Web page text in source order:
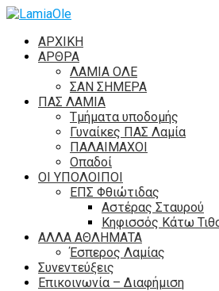
ΑΡΧΙΚΗ
ΑΡΘΡΑ
ΛΑΜΙΑ ΟΛΕ
ΣΑΝ ΣΗΜΕΡΑ
ΠΑΣ ΛΑΜΙΑ
Τμήματα υποδομής
Γυναίκες ΠΑΣ Λαμία
ΠΑΛΑΙΜΑΧΟΙ
Οπαδοί
ΟΙ ΥΠΟΛΟΙΠΟΙ
ΕΠΣ Φθιώτιδας
Αστέρας Σταυρού
Κηφισσός Κάτω
ΑΛΛΑ ΑΘΛΗΜΑΤΑ
Έσπερος Λαμίας
Συνεντεύξεις
Επικοινωνία – Διαφήμιση